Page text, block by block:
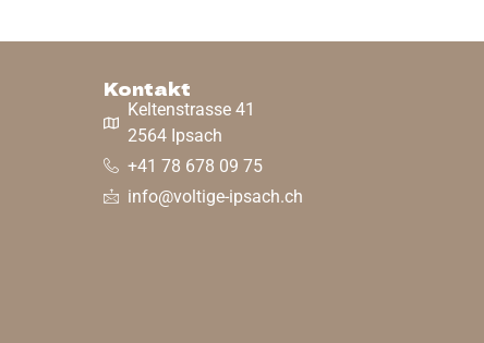
Kontakt
Keltenstrasse 41
2564 Ipsach
+41 78 678 09 75
info@voltige-ipsach.ch